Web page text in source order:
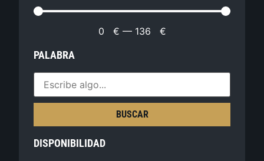
0 € — 136 €
PALABRA
BUSCAR
DISPONIBILIDAD